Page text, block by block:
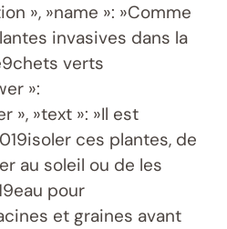
», »name »: »Comme
invasives dans la
verts
»:
», »text »: »Il est
ces plantes, de
au soleil ou de les
pour
et graines avant